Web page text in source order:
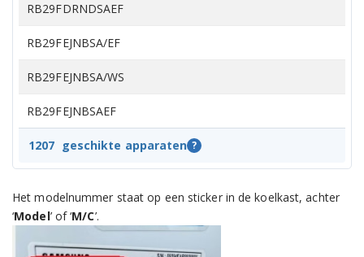
RB29FDRNDSAEF
RB29FEJNBSA/EF
RB29FEJNBSA/WS
RB29FEJNBSAEF
RB29FEJNBWW/EF
RB29FEJNCSA/EF
RB29FEJNCSA/EG
1207 geschikte apparaten ?
Het modelnummer staat op een sticker in de koelkast, achter
‘Model’ of ‘M/C’.